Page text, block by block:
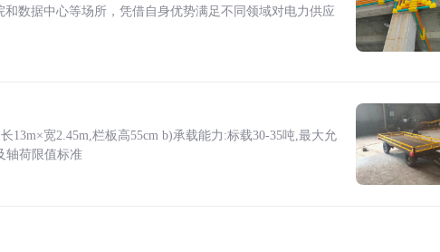
数据中心等场所，凭借自身优势满足不同领域对电力供应
13m×宽2.45m,栏板高55cm b)承载能力:标载30-35吨,最大允
轴荷限值标准